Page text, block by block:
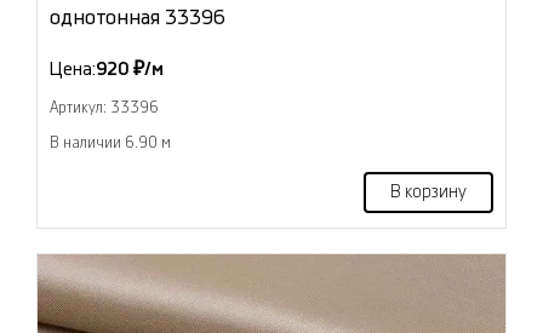
однотонная 33396
Цена:920 ₽/м
Артикул: 33396
В наличии 6.90 м
В корзину